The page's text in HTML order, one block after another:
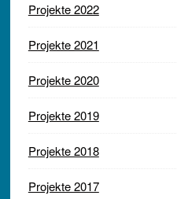
Projekte 2022
Projekte 2021
Projekte 2020
Projekte 2019
Projekte 2018
Projekte 2017